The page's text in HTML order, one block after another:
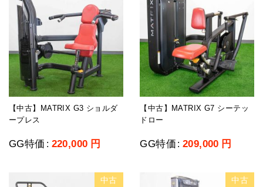
【中古】MATRIX G3 ショルダ
ープレス
GG特価 : 220,000 円
【中古】MATRIX G7 シーテッ
ドロー
GG特価 : 209,000 円
中古 中古